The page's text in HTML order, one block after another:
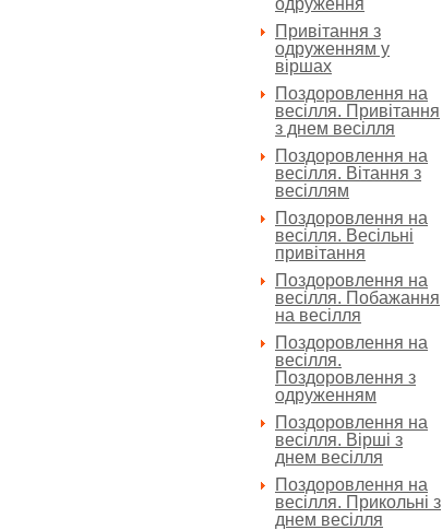
одруження
Привітання з
одруженням у
віршах
Поздоровлення на
весілля. Привітання
з днем весілля
Поздоровлення на
весілля. Вітання з
весіллям
Поздоровлення на
весілля. Весільні
привітання
Поздоровлення на
весілля. Побажання
на весілля
Поздоровлення на
весілля.
Поздоровлення з
одруженням
Поздоровлення на
весілля. Вірші з
днем весілля
Поздоровлення на
весілля. Прикольні з
днем весілля